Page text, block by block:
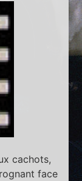
cachots,
face